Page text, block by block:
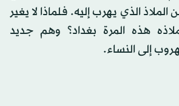
الملاذ الذي يهرب إليه. فلماذا لا يغير
هذه المرة بغداد؟ وهم جديد
إلى النساء.